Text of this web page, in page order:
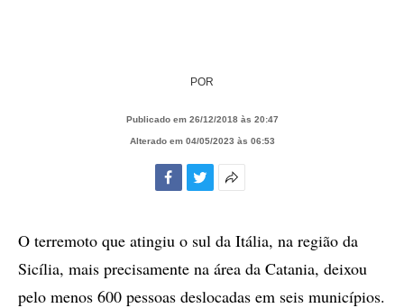
POR
Publicado em 26/12/2018 às 20:47
Alterado em 04/05/2023 às 06:53
compartilhamento
O terremoto que atingiu o sul da Itália, na região da
Sicília, mais precisamente na área da Catania, deixou
pelo menos 600 pessoas deslocadas em seis municípios.